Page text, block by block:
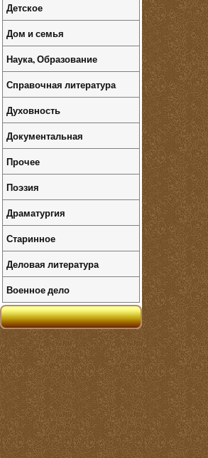
Детское
Дом и семья
Наука, Образование
Справочная литература
Духовность
Документальная
Прочее
Поэзия
Драматургия
Старинное
Деловая литература
Военное дело